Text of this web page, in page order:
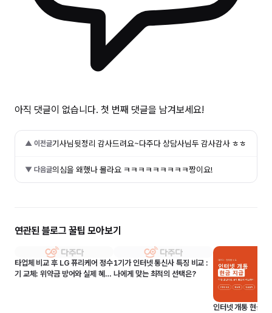
아직 댓글이 없습니다. 첫 번째 댓글을 남겨보세요!
▲ 이전글기사님뒷정리 감사드려요~다주다 상담사님두 감사감사 ㅎㅎ
▼ 다음글의심을 왜했나 몰라요 ㅋㅋㅋㅋㅋㅋㅋㅋㅋ짱이요!
연관된 블로그 꿀팁 모아보기
타업체 비교 후 LG 퓨리케어 정수
기 교체: 위약금 방어와 실제 혜택
1기가 인터넷 통신사 특징 비교 :
나에게 맞는 최적의 선택은?
인터넷 개통 현금